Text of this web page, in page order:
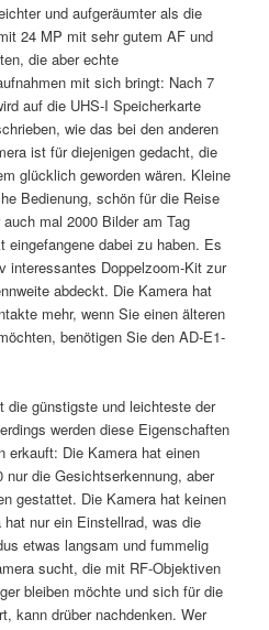
und aufgeräumter als die
24 MP mit sehr gutem AF und
die aber echte
mit sich bringt: Nach 7
auf die UHS-I Speicherkarte
wie das bei den anderen
ist für diejenigen gedacht, die
glücklich geworden wären. Kleine
Bedienung, schön für die Reise
mal 2000 Bilder am Tag
eingefangene dabei zu haben. Es
interessantes Doppelzoom-Kit zur
abdeckt. Die Kamera hat
mehr, wenn Sie einen älteren
benötigen Sie den AD-E1-
die günstigste und leichteste der
werden diese Eigenschaften
erkauft: Die Kamera hat einen
nur die Gesichtserkennung, aber
gestattet. Die Kamera hat keinen
nur ein Einstellrad, was die
etwas langsam und fummelig
sucht, die mit RF-Objektiven
bleiben möchte und sich für die
kann drüber nachdenken. Wer